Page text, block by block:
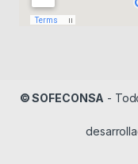
© SOFECONSA -